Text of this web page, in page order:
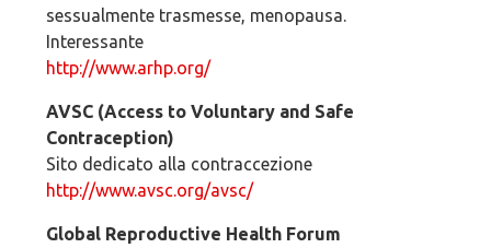
sessualmente trasmesse, menopausa.
Interessante
http://www.arhp.org/
AVSC (Access to Voluntary and Safe
Contraception)
Sito dedicato alla contraccezione
http://www.avsc.org/avsc/
Global Reproductive Health Forum